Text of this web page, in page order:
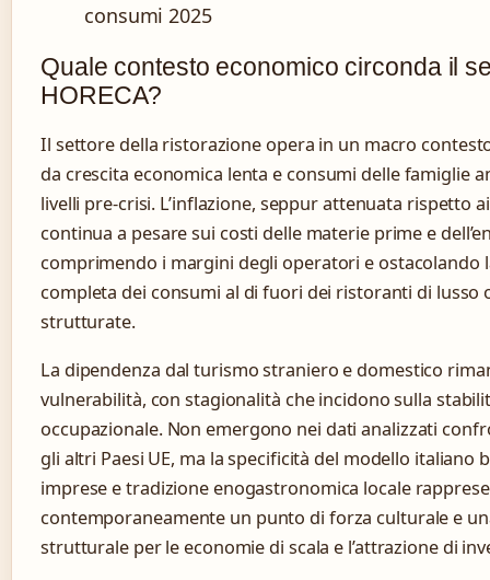
consumi 2025
Quale contesto economico circonda il
HORECA?
Il settore della ristorazione opera in un macro
da crescita economica lenta e consumi delle famiglie
livelli pre-crisi. L’inflazione, seppur attenuata rispetto
continua a pesare sui costi delle materie prime e
comprimendo i margini degli operatori e ostacolando
completa dei consumi al di fuori dei ristoranti di lusso
strutturate.
La dipendenza dal turismo straniero e domestico
vulnerabilità, con stagionalità che incidono sulla
occupazionale. Non emergono nei dati analizzati
gli altri Paesi UE, ma la specificità del modello italiano
imprese e tradizione enogastronomica locale
contemporaneamente un punto di forza culturale e
strutturale per le economie di scala e l’attrazione di